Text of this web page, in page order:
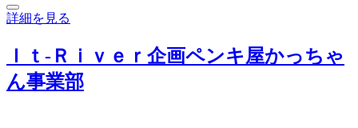
詳細を見る
Ｉｔ‐Ｒｉｖｅｒ企画ペンキ屋かっちゃ
ん事業部